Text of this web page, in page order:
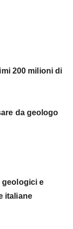
200 milioni di
da geologo
geologici e
italiane